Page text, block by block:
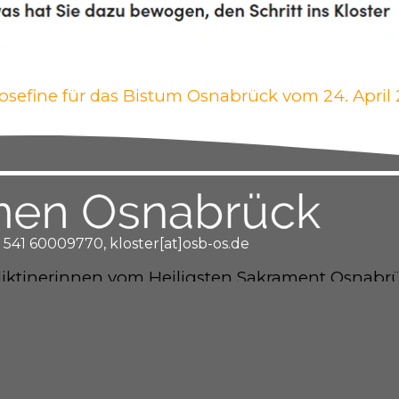
für das Bistum Osnabrück vom 24. April
541 60009770, kloster[at]osb-os.de